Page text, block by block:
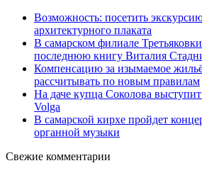
Возможность: посетить
архитектурного плаката
В самарском филиале
последнюю книгу Виталия
Компенсацию за изымаемое
рассчитывать по новым правилам
На даче купца Соколова
Volga
В самарской кирхе пройдет
органной музыки
Свежие комментарии